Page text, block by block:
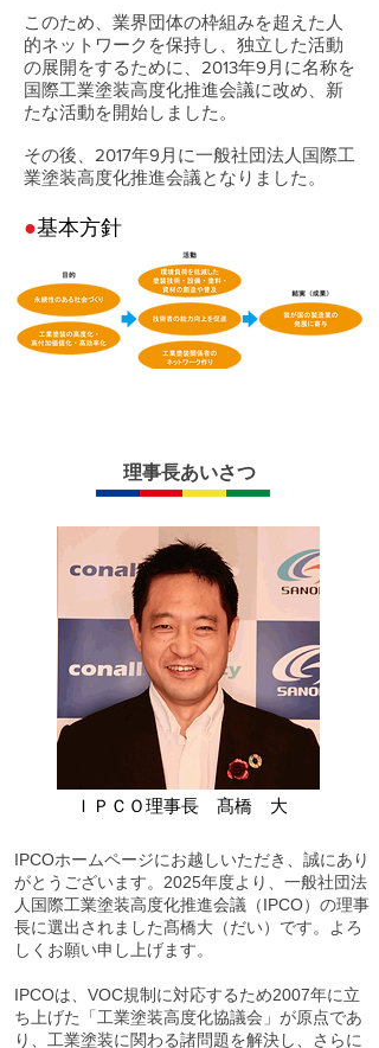
このため、業界団体の枠組みを超えた人
的ネットワークを保持し、独立した活動
の展開をするために、2013年9月に名称を
国際工業塗装高度化推進会議に改め、新
たな活動を開始しました。
その後、2017年9月に一般社団法人国際工
業塗装高度化推進会議となりました。
●基本方針
理事長あいさつ
ＩＰＣＯ理事長 髙橋 大
IPCOホームページにお越しいただき、誠にあり
がとうございます。2025年度より、一般社団法
人国際工業塗装高度化推進会議（IPCO）の理事
長に選出されました髙橋大（だい）です。よろ
しくお願い申し上げます。
IPCOは、VOC規制に対応するため2007年に立
ち上げた「工業塗装高度化協議会」が原点であ
り、工業塗装に関わる諸問題を解決し、さらに